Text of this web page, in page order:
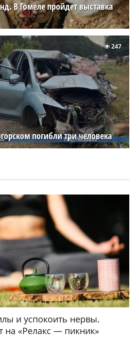
В Гомеле пройдет выставка
погибли три человека
247
и успокоить нервы.
на «Релакс — пикник»